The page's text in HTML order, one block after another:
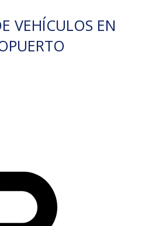
VEHÍCULOS EN